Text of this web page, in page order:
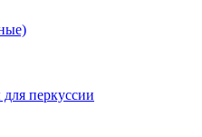
перкуссии